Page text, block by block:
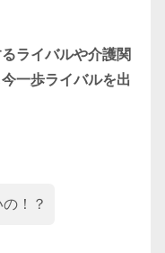
ライバルや介護関
一歩ライバルを出
！？